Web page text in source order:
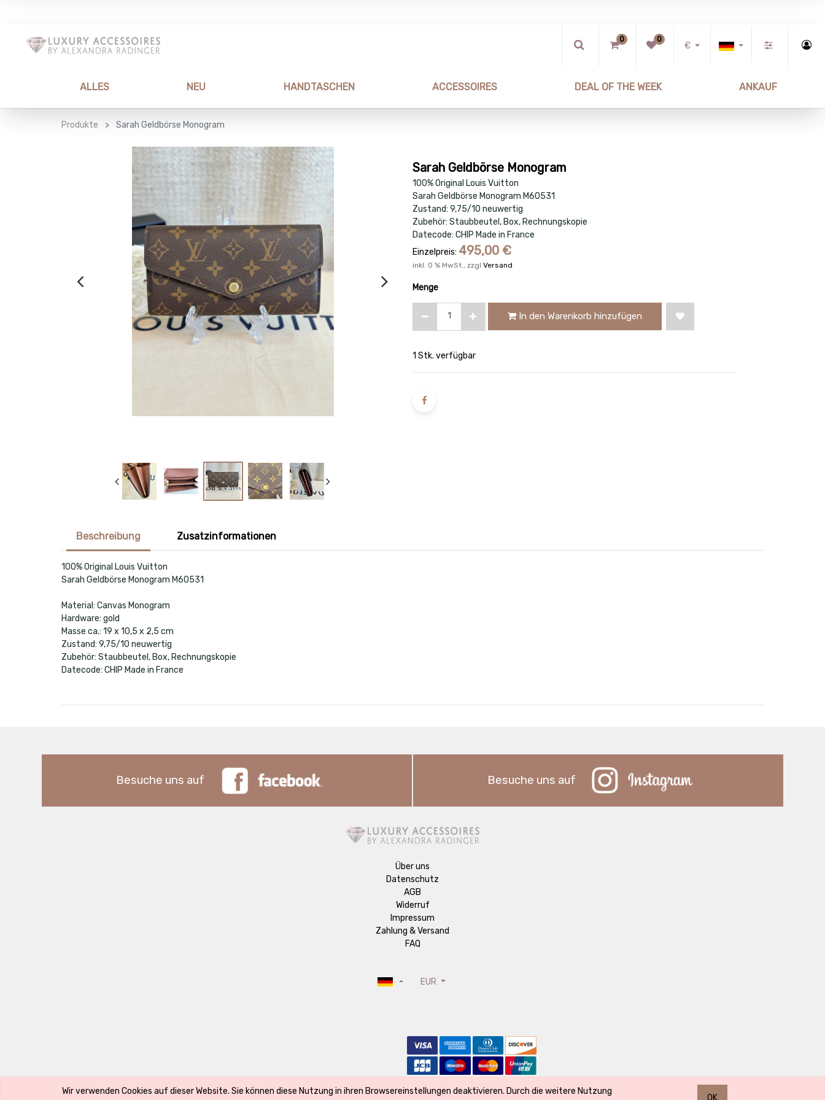
Wir verwenden Cookies auf dieser Website. Sie können diese Nutzung in ihren Browsereinstellungen deaktivieren. Durch die weitere Nutzung
0 0
€
ALLES NEU HANDTASCHEN ACCESSOIRES DEAL OF THE WEEK ANKAUF
Produkte Sarah Geldbörse Monogram
Sarah Geldbörse Monogram
100% Original Louis Vuitton
Sarah Geldbörse Monogram M60531
Zustand: 9,75/10 neuwertig
Zubehör: Staubbeutel, Box, Rechnungskopie
Datecode: CHIP Made in France
Einzelpreis: 495,00 €
inkl. 0 % MwSt., zzgl Versand
Menge
In den Warenkorb hinzufügen
1 Stk. verfügbar
Beschreibung Zusatzinformationen
100% Original Louis Vuitton
Sarah Geldbörse Monogram M60531
Material: Canvas Monogram
Hardware: gold
Masse ca.: 19 x 10,5 x 2,5 cm
Zustand: 9,75/10 neuwertig
Zubehör: Staubbeutel, Box, Rechnungskopie
Datecode: CHIP Made in France
Besuche uns auf Besuche uns auf
Über uns
Datenschutz
AGB
Widerruf
Impressum
Zahlung & Versand
FAQ
EUR
Copyright © Luxury Accessoires by Alexandra Radinger e.U.